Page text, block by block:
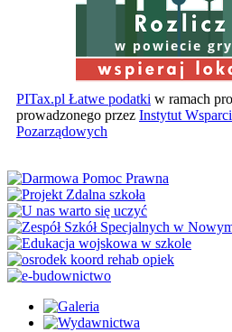
w powiecie
PITax.pl Łatwe podatki w ramach
prowadzonego przez Instytut
Pozarządowych